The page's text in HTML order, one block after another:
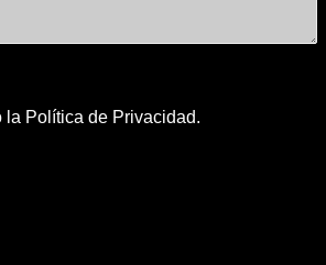
la Política de Privacidad.